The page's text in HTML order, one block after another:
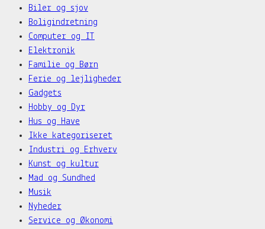
Biler og sjov
Boligindretning
Computer og IT
Elektronik
Familie og Børn
Ferie og lejligheder
Gadgets
Hobby og Dyr
Hus og Have
Ikke kategoriseret
Industri og Erhverv
Kunst og kultur
Mad og Sundhed
Musik
Nyheder
Service og Økonomi